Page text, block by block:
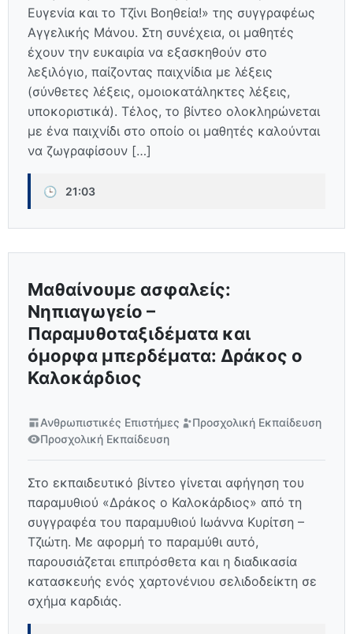
Ευγενία και το Τζίνι Βοηθεία!» της συγγραφέως
Αγγελικής Μάνου. Στη συνέχεια, οι μαθητές
έχουν την ευκαιρία να εξασκηθούν στο
λεξιλόγιο, παίζοντας παιχνίδια με λέξεις
(σύνθετες λέξεις, ομοιοκατάληκτες λέξεις,
υποκοριστικά). Τέλος, το βίντεο ολοκληρώνεται
με ένα παιχνίδι στο οποίο οι μαθητές καλούνται
να ζωγραφίσουν […]
🕒 21:03
Μαθαίνουμε ασφαλείς:
Νηπιαγωγείο –
Παραμυθοταξιδέματα και
όμορφα μπερδέματα: Δράκος ο
Καλοκάρδιος
Ανθρωπιστικές Επιστήμες
Προσχολική Εκπαίδευση
Προσχολική Εκπαίδευση
Στο εκπαιδευτικό βίντεο γίνεται αφήγηση του
παραμυθιού «Δράκος ο Καλοκάρδιος» από τη
συγγραφέα του παραμυθιού Ιωάννα Κυρίτση –
Τζιώτη. Με αφορμή το παραμύθι αυτό,
παρουσιάζεται επιπρόσθετα και η διαδικασία
κατασκευής ενός χαρτονένιου σελιδοδείκτη σε
σχήμα καρδιάς.